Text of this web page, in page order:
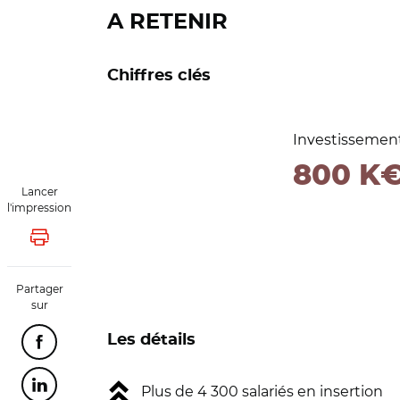
Lancer
l'impression
Lancer l'impression
Partager
sur
Partager cette page sur Facebook
Partager cette page sur Linkedin
A RETENIR
Chiffres clés
800
Les détails
Plus de 4 300 salariés en insertion